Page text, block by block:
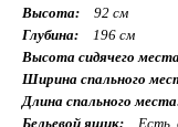
Высота:
92 см
Глубина:
196 см
Высота сидячего
Ширина спального
Длина спального
Бельевой ящик:
Есть,